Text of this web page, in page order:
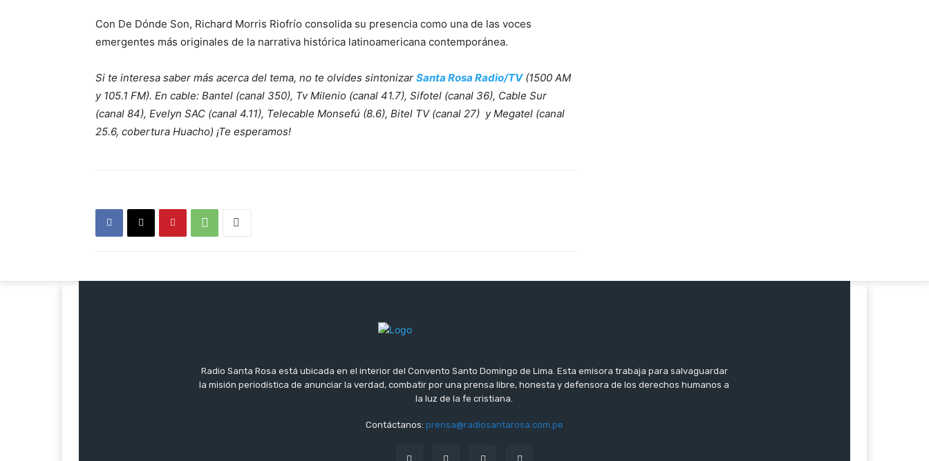
Con De Dónde Son, Richard Morris Riofrío consolida su presencia como una de las voces
emergentes más originales de la narrativa histórica latinoamericana contemporánea.
Si te interesa saber más acerca del tema, no te olvides sintonizar Santa Rosa Radio/TV(1500 AM
y 105.1 FM). En cable: Bantel (canal 350), Tv Milenio (canal 41.7), Sifotel (canal 36), Cable Sur
(canal 84), Evelyn SAC (canal 4.11), Telecable Monsefú (8.6), Bitel TV (canal 27) y Megatel (canal
25.6, cobertura Huacho) ¡Te esperamos!
Radio Santa Rosa está ubicada en el interior del Convento Santo Domingo de Lima. Esta emisora trabaja para salvaguardar
la misión periodística de anunciar la verdad, combatir por una prensa libre, honesta y defensora de los derechos humanos a
la luz de la fe cristiana.
Contáctanos: prensa@radiosantarosa.com.pe